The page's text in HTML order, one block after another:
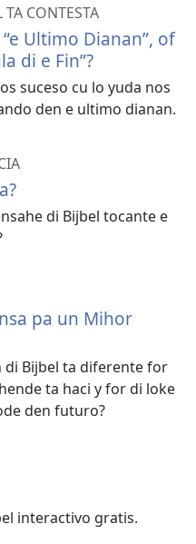
TA CONTESTA
Ultimo Dianan”, of
di e Fin”?
suceso cu lo yuda nos
den e ultimo dianan.
di Bijbel tocante e
pa un Mihor
di Bijbel ta diferente for
ta haci y for di loke
den futuro?
interactivo gratis.